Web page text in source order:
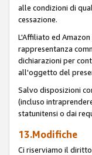
alle condizioni di
cessazione.
L'Affiliato ed
rappresentanza
dichiarazioni per
all'oggetto del
Salvo disposizioni
(incluso
statunitensi o dai
13.Modifiche
Ci riserviamo il